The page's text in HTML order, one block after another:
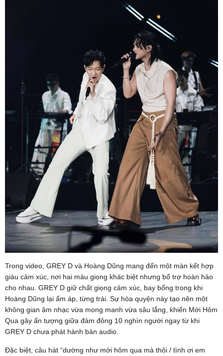
Trong video, GREY D và Hoàng Dũng mang đến một màn kết hợp
giàu cảm xúc, nơi hai màu giọng khác biệt nhưng bổ trợ hoàn hảo
cho nhau. GREY D giữ chất giọng cảm xúc, bay bổng trong khi
Hoàng Dũng lại ấm áp, từng trải. Sự hòa quyện này tạo nên một
không gian âm nhạc vừa mong manh vừa sâu lắng, khiến Mới Hôm
Qua gây ấn tượng giữa đám đông 10 nghìn người ngay từ khi
GREY D chưa phát hành bản audio.
Đặc biệt, câu hát “dường như mới hôm qua mà thôi / tình ơi em